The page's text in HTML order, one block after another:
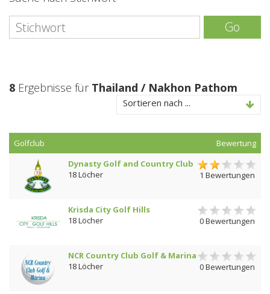
Go
8 Ergebnisse für Thailand / Nakhon Pathom
Sortieren nach ...
Golfclub
Bewertung
Dynasty Golf and Country Club
18 Löcher
1 Bewertungen
Krisda City Golf Hills
18 Löcher
0 Bewertungen
NCR Country Club Golf & Marina
18 Löcher
0 Bewertungen